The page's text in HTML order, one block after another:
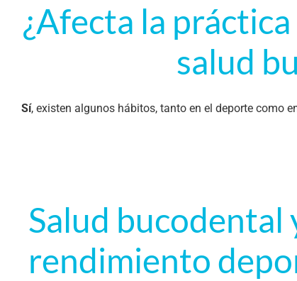
¿Afecta la
salud
Sí, existen algunos hábitos, tanto en el deporte como
Salud bucodental
rendimiento